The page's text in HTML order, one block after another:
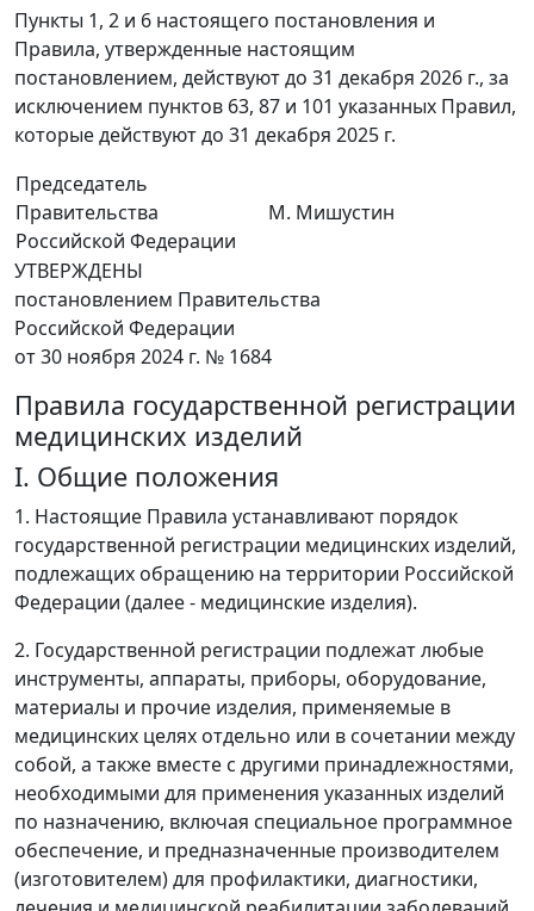
Пункты 1, 2 и 6 настоящего постановления и
Правила, утвержденные настоящим
постановлением, действуют до 31 декабря 2026 г., за
исключением пунктов 63, 87 и 101 указанных Правил,
которые действуют до 31 декабря 2025 г.
Председатель
Правительства
Российской Федерации
М. Мишустин
УТВЕРЖДЕНЫ
постановлением Правительства
Российской Федерации
от 30 ноября 2024 г. № 1684
Правила государственной регистрации
медицинских изделий
I. Общие положения
1. Настоящие Правила устанавливают порядок
государственной регистрации медицинских изделий,
подлежащих обращению на территории Российской
Федерации (далее - медицинские изделия).
2. Государственной регистрации подлежат любые
инструменты, аппараты, приборы, оборудование,
материалы и прочие изделия, применяемые в
медицинских целях отдельно или в сочетании между
собой, а также вместе с другими принадлежностями,
необходимыми для применения указанных изделий
по назначению, включая специальное программное
обеспечение, и предназначенные производителем
(изготовителем) для профилактики, диагностики,